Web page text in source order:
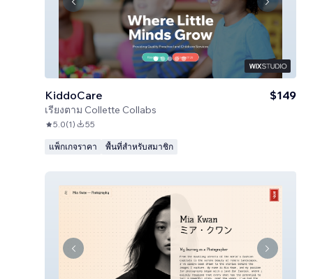
KiddoCare
เรียงตาม Collette Collabs
$149
5.0(1) 55
แพ็กเกจราคา พื้นที่สำหรับสมาชิก